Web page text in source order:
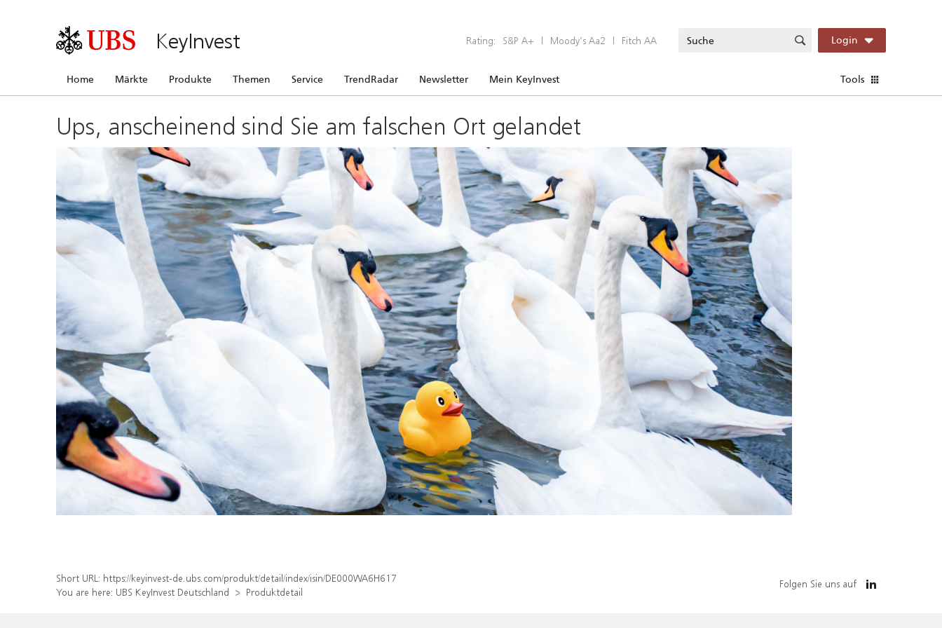
KeyInvest Rating: S&P A+ | Moody’s Aa2 | Fitch AA Login
Home Märkte Produkte Themen Service TrendRadar Newsletter Mein KeyInvest Tools
Ups, anscheinend sind Sie am falschen Ort gelandet
Short URL: https://keyinvest-de.ubs.com/produkt/detail/index/isin/DE000WA6H617
You are here: UBS KeyInvest Deutschland Produktdetail
Folgen Sie uns auf